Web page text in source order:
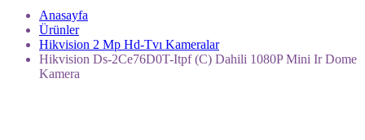
Anasayfa
Ürünler
Hikvision 2 Mp Hd-Tvı Kameralar
Hikvision Ds-2Ce76D0T-Itpf (C) Dahili 1080P Mini Ir Dome
Kamera